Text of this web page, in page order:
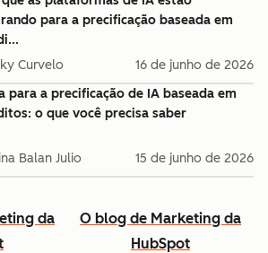
para a precificação baseada em
Curvelo
16 de junho de 2026
para a precificação de IA baseada em
o que você precisa saber
Balan Julio 15 de junho de 2026
da
O blog de Marketing da
HubSpot